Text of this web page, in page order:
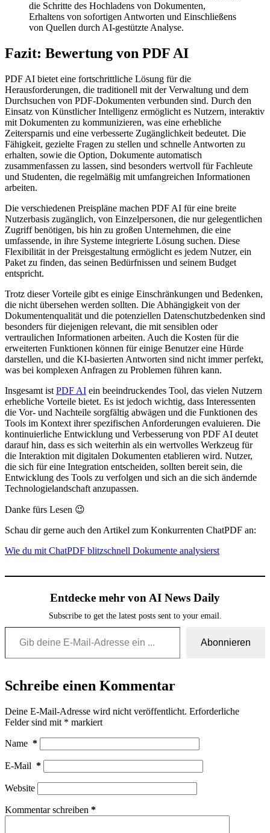
Fazit: Bewertung von PDF AI
PDF AI bietet eine fortschrittliche Lösung für die
Herausforderungen, die traditionell mit der Verwaltung und dem
Durchsuchen von PDF-Dokumenten verbunden sind. Durch den
Einsatz von Künstlicher Intelligenz ermöglicht es Nutzern, interaktiv
mit Dokumenten zu kommunizieren, was eine erhebliche
Zeitersparnis und eine verbesserte Zugänglichkeit bedeutet. Die
Fähigkeit, gezielte Fragen zu stellen und schnelle Antworten zu
erhalten, sowie die Option, Dokumente automatisch
zusammenfassen zu lassen, sind besonders wertvoll für Fachleute
und Studenten, die regelmäßig mit umfangreichen Informationen
arbeiten.
Die verschiedenen Preispläne machen PDF AI für eine breite
Nutzerbasis zugänglich, von Einzelpersonen, die nur gelegentlichen
Zugriff benötigen, bis hin zu großen Unternehmen, die eine
umfassende, in ihre Systeme integrierte Lösung suchen. Diese
Flexibilität in der Preisgestaltung ermöglicht es jedem Nutzer, ein
Paket zu finden, das seinen Bedürfnissen und seinem Budget
entspricht.
Trotz dieser Vorteile gibt es einige Einschränkungen und Bedenken,
die nicht übersehen werden sollten. Die Abhängigkeit von der
Dokumentenqualität und die potenziellen Datenschutzbedenken sind
besonders für diejenigen relevant, die mit sensiblen oder
vertraulichen Informationen arbeiten. Auch die Kosten für die
erweiterten Funktionen können für einige Benutzer eine Hürde
darstellen, und die KI-basierten Antworten sind nicht immer perfekt,
was bei komplexen Anfragen zu Problemen führen kann.
Insgesamt ist PDF AI ein beeindruckendes Tool, das vielen Nutzern
erhebliche Vorteile bietet. Es ist jedoch wichtig, dass Interessenten
die Vor- und Nachteile sorgfältig abwägen und die Funktionen des
Tools im Kontext ihrer spezifischen Anforderungen evaluieren. Die
kontinuierliche Entwicklung und Verbesserung von PDF AI deutet
darauf hin, dass es sich weiterhin als ein wertvolles Werkzeug für
die Interaktion mit digitalen Dokumenten etablieren wird. Nutzer,
die sich für eine Integration entscheiden, sollten bereit sein, die
Entwicklung des Tools zu verfolgen und sich an die sich ändernde
Technologielandschaft anzupassen.
Danke fürs Lesen 😉
Schau dir gerne auch den Artikel zum Konkurrenten ChatPDF an:
Wie du mit ChatPDF blitzschnell Dokumente analysierst
Entdecke mehr von AI News Daily
Subscribe to get the latest posts sent to your email.
Gib deine E-Mail-Adresse ein ...
Abonnieren
Schreibe einen Kommentar
Deine E-Mail-Adresse wird nicht veröffentlicht. Erforderliche
Felder sind mit * markiert
Name *
E-Mail *
Website
Kommentar schreiben *